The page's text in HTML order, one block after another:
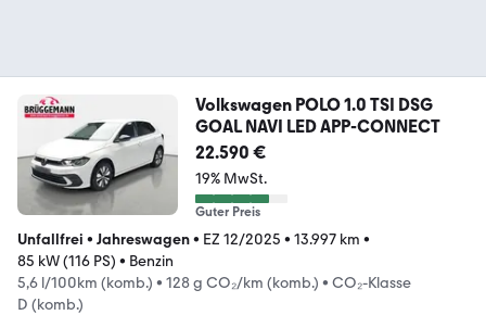
Volkswagen POLO 1.0 TSI DSG
GOAL NAVI LED APP-CONNECT
22.590 €
19% MwSt.
Guter Preis
Unfallfrei • Jahreswagen• EZ 12/2025 • 13.997 km •
85 kW (116 PS) • Benzin
5,6 l/100km (komb.) • 128 g CO₂/km (komb.) • CO₂-Klasse
D (komb.)